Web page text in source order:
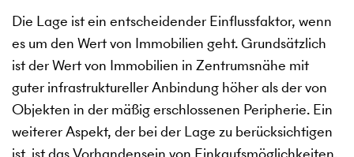
Die Lage ist ein entscheidender Einflussfaktor, wenn
es um den Wert von Immobilien geht. Grundsätzlich
ist der Wert von Immobilien in Zentrumsnähe mit
guter infrastruktureller Anbindung höher als der von
Objekten in der mäßig erschlossenen Peripherie. Ein
weiterer Aspekt, der bei der Lage zu berücksichtigen